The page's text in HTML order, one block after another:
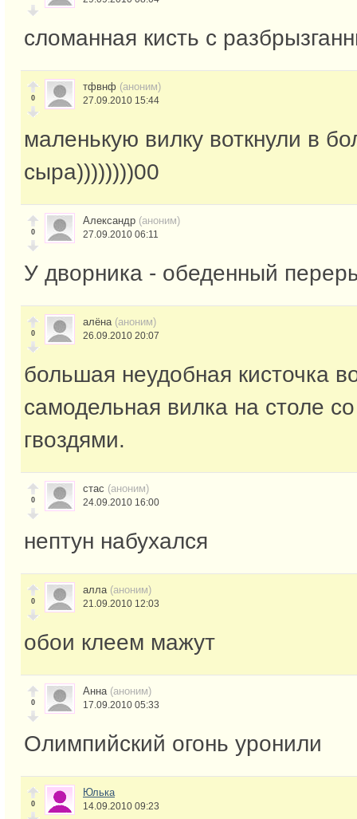
сломанная кисть с
0
тфвнф (аноним)
27.09.2010 15:44
маленькую вилку воткнули в
сыра))))))))00
0
Александр (аноним)
27.09.2010 06:11
У дворника - обеденный
0
алёна (аноним)
26.09.2010 20:07
большая неудобная кисточка
самодельная вилка на столе
гвоздями.
0
стас (аноним)
24.09.2010 16:00
нептун набухался
0
алла (аноним)
21.09.2010 12:03
обои клеем мажут
0
Анна (аноним)
17.09.2010 05:33
Олимпийский огонь уронили
0
Юлька
14.09.2010 09:23